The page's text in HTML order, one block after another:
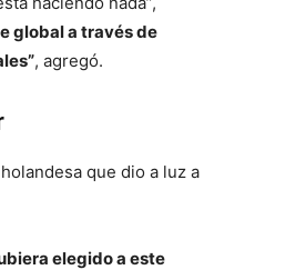
global a través de
, agregó.
que dio a luz a
elegido a este